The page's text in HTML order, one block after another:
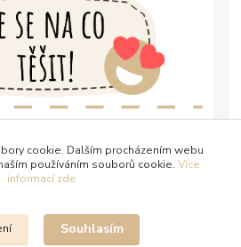
cookie. Dalším procházením webu
používáním souborů cookie. Více
informací zde
Souhlasím